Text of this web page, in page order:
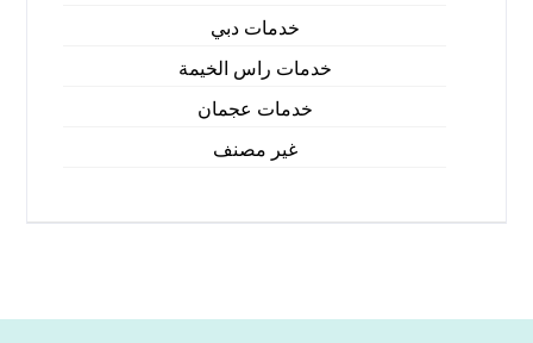
خدمات دبي
خدمات راس الخيمة
خدمات عجمان
غير مصنف